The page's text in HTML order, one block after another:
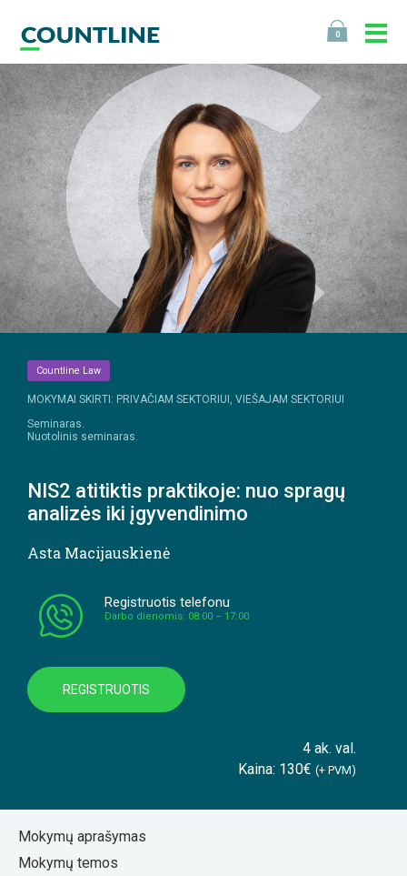
0
Countline Law
MOKYMAI SKIRTI: PRIVAČIAM SEKTORIUI, VIEŠAJAM SEKTORIUI
Seminaras.
Nuotolinis seminaras.
NIS2 atitiktis praktikoje: nuo spragų
analizės iki įgyvendinimo
Asta Macijauskienė
Registruotis telefonu
Darbo dienomis: 08:00 – 17:00
REGISTRUOTIS
4 ak. val.
Kaina: 130€ (+ PVM)
Mokymų aprašymas
Mokymų temos